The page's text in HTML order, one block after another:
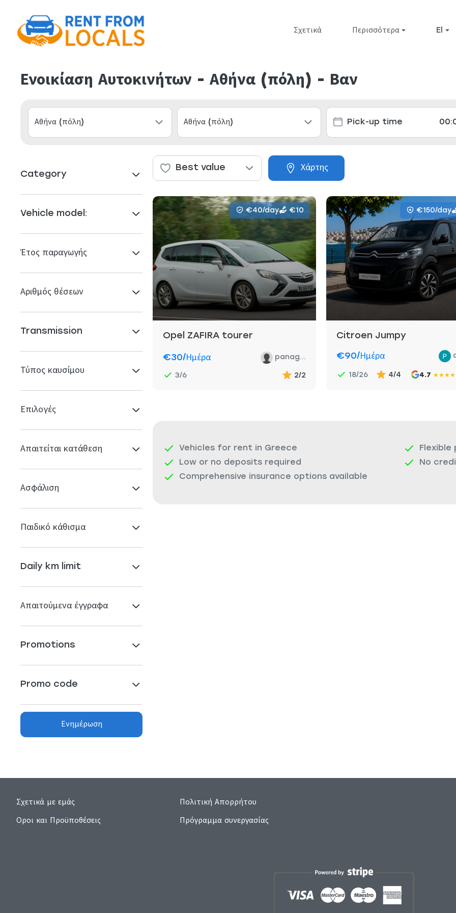
Σχετικά Περισσότερα
Ενοικίαση Αυτοκινήτων - Αθήνα (πόλη) - Βαν
Category
Vehicle model:
Έτος παραγωγής
Αριθμός θέσεων
Transmission
Τύπος καυσίμου
Επιλογές
Απαιτείται κατάθεση
Ασφάλιση
Παιδικό κάθισμα
Daily km limit
Απαιτούμενα έγγραφα
Promotions
Promo code
Ενημέρωση
Best value Χάρτης
€40/day €10
Opel ZAFIRA tourer
€30/ημέρα panag...
3/6 2/2
€150/day
Citroen Jumpy
€90/ημέρα
18/26 4/4 4.7 ★★★★
Vehicles for rent in Greece
Low or no deposits required
No
Comprehensive insurance options available
Σχετικά με εμάς
Οροι και Προϋποθέσεις
Πολιτική Απορρήτου
Πρόγραμμα συνεργασίας